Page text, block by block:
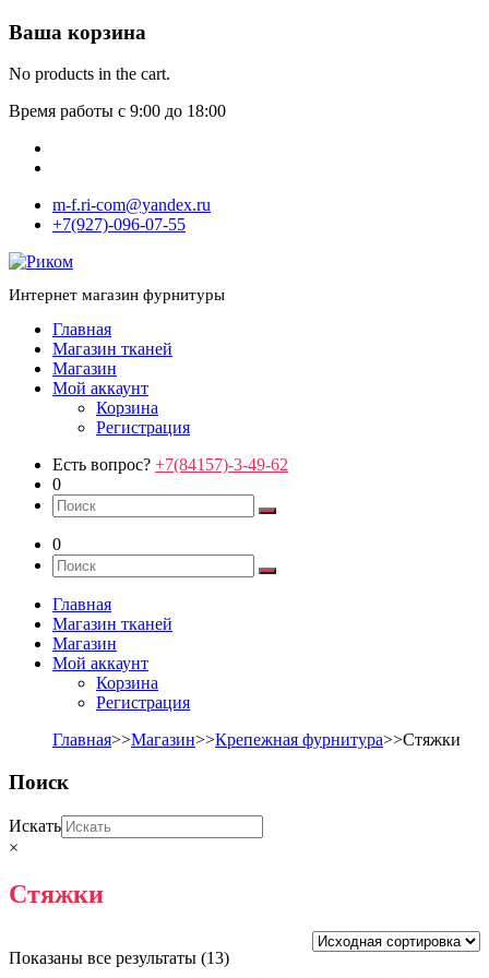
Ваша корзина
No products in the cart.
Время работы с 9:00 до 18:00
m-f.ri-com@yandex.ru
+7(927)-096-07-55
Интернет магазин фурнитуры
Главная
Магазин тканей
Магазин
Мой аккаунт
Корзина
Регистрация
Есть вопрос? +7(84157)-3-49-62
0
0
Главная
Магазин тканей
Магазин
Мой аккаунт
Корзина
Регистрация
Главная>>Магазин>>Крепежная фурнитура>>Стяжки
Поиск
Искать
×
Стяжки
Показаны все результаты (13)